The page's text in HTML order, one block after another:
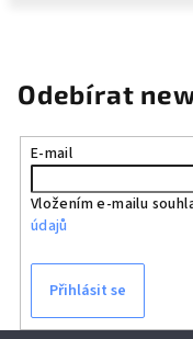
Odebírat
E-mail
Vložením e-mailu
údajů
Přihlásit se